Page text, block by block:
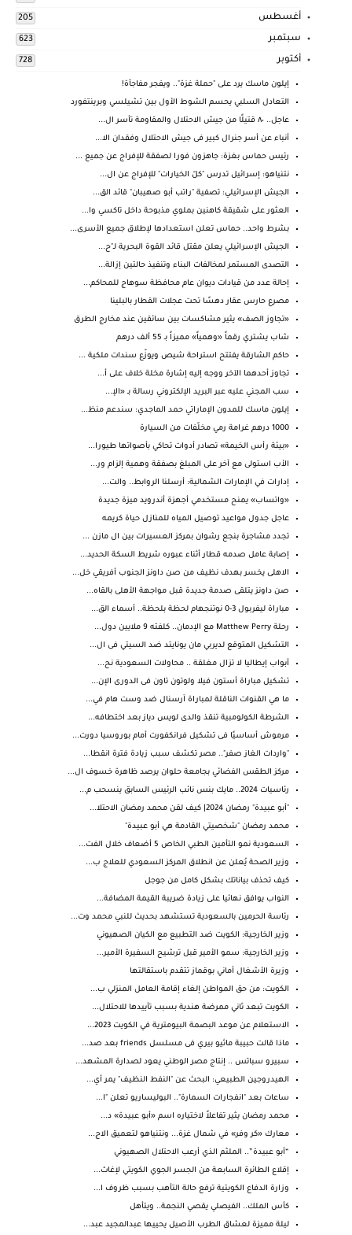
أغسطس 205
سبتمبر 623
أكتوبر 728
إيلون ماسك يرد على "حملة غزة".. ويفجر مفاجأة!
التعادل السلبي يحسم الشوط الأول بين تشيلسي وبرينتفورد
عاجل.. ٨٠ قتيلًا من جيش الاحتلال والمقاومة تأسر ال...
أنباء عن أسر جنرال كبير فى جيش الاحتلال وفقدان الا...
رئيس حماس بغزة: جاهزون فورا لصفقة للإفراج عن جميع ...
نتنياهو: إسرائيل تدرس "كلّ الخيارات" للإفراج عن ال...
الجيش الإسرائيلي: تصفية "راتب أبو صهيبان" قائد الق...
العثور على شقيقة كاهنين بملوي مذبوحة داخل تاكسي وا...
بشرط واحد.. حماس تعلن استعدادها لإطلاق جميع الأسرى...
الجيش الإسرائيلي يعلن مقتل قائد القوة البحرية لـ"ح...
التصدى المستمر لمخالفات البناء وتنفيذ حالتين إزالة...
إحالة عدد من قيادات ديوان عام محافظة سوهاج للمحاكم...
مصرع حارس عقار دهسًا تحت عجلات القطار بالبلينا
«تجاوز الصف» يثير مشاكسات بين سائقين عند مخارج الطرق
شاب يشتري رقماً «وهمياً» مميزاً بـ 55 ألف درهم
حاكم الشارقة يفتتح استراحة شيص ويوزّع سندات ملكية ...
تجاوز أحدهما الآخر ووجه إليه إشارة مخلة خلاف على أ...
سب المجني عليه عبر البريد الإلكتروني رسالة بـ «الإ...
إيلون ماسك للمدون الإماراتي حمد الماجدي: سندعم منظ...
1000 درهم غرامة رمي مخلّفات من السيارة
«بيئة رأس الخيمة» تصادر أدوات تحاكي بأصواتها طيورا...
الأب استولى مع آخر على المبلغ بصفقة وهمية إلزام ور...
إدارات في الإمارات الشمالية: أرسلنا الروابط.. والت...
«واتساب» يمنح مستخدمي أجهزة أندرويد ميزة جديدة
عاجل جدول مواعيد توصيل المياه للمنازل حياة كريمه
تجدد مشاجرة بنجع رشوان بمركز العسيرات بين ال مازن ...
إصابة عامل صدمه قطار أثناء عبوره شريط السكة الحديد...
الاهلى يخسر بهدف نظيف من صن داونز الجنوب أفريقي خل...
صن داونز يتلقى صدمة جديدة قبل مواجهة الأهلى بالقاه...
مباراة ليفربول 3-0 نوتنجهام لحظة بلحظة.. أسماء الق...
رحلة Matthew Perry مع الإدمان.. كلفته 9 ملايين دول...
التشكيل المتوقع لديربي مان يونايتد ضد السيتي فى ال...
أبواب إيطاليا لا تزال مغلقة .. محاولات السعودية نح...
تشكيل مباراة أستون فيلا ولوتون تاون فى الدورى الإن...
ما هي القنوات الناقلة لمباراة آرسنال ضد وست هام في...
الشرطة الكولومبية تنقذ والدى لويس دياز بعد اختطافه...
مرموش أساسيًا فى تشكيل فرانكفورت أمام بوروسيا دورت...
"واردات الغاز صفر".. مصر تكشف سبب زيادة فترة انقطا...
مركز الطقس الفضائي بجامعة حلوان يرصد ظاهرة خسوف ال...
رئاسيات 2024.. مايك بنس نائب الرئيس السابق ينسحب م...
"أبو عبيدة" رمضان 2024| كيف لقن محمد رمضان الاحتلا...
محمد رمضان "شخصيتي القادمة هي أبو عبيدة"
السعودية نمو التأمين الطبي الخاص 5 أضعاف خلال الفت...
وزير الصحة يُعلن عن انطلاق المركز السعودي للعلاج ب...
كيف تحذف بياناتك بشكل كامل من جوجل
النواب يوافق نهائيا على زيادة ضريبة القيمة المضافة...
رئاسة الحرمين بالسعودية تستشهد بحديث للنبي محمد وت...
وزير الخارجية: الكويت ضد التطبيع مع الكيان الصهيوني
وزير الخارجية: سمو الأمير قبل ترشيح السفيرة الأمير...
وزيرة الأشغال أماني بوقماز تتقدم باستقالتها
الكويت: من حق المواطن إلغاء إقامة العامل المنزلي ب...
الكويت تبعد ثاني ممرضة هندية بسبب تأييدها للاحتلال...
الاستعلام عن موعد البصمة البيومترية في الكويت 2023...
ماذا قالت حبيبة ماثيو بيري فى مسلسل friends بعد صد...
سبيرو سباتس .. إنتاج مصر الوطني يعود لصدارة المشهد...
الهيدروجين الطبيعي: البحث عن "النفط النظيف" يمر أي...
ساعات بعد "انفجارات السمارة".. البوليساريو تعلن "ا...
محمد رمضان يثير تفاعلاً لاختياره اسم «أبو عبيدة» د...
معارك «كر وفر» في شمال غزة... ونتنياهو لتعميق الاج...
“أبو عبيدة”.. الملثم الذي أرعب الاحتلال الصهيوني
إقلاع الطائرة السابعة من الجسر الجوي الكويتي لإغاث...
وزارة الدفاع الكويتية ترفع حالة التأهب بسبب ظروف ا...
كأس الملك.. الفيصلي يقصي النجمة.. ويتأهل
ليلة مميزة لعشاق الطرب الأصيل يحييها عبدالمجيد عبد...